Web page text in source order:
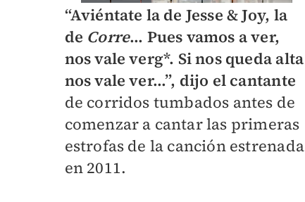
“Aviéntate la de Jesse & Joy, la
de Corre… Pues vamos a ver,
nos vale verg*. Si nos queda alta
nos vale ver…”, dijo el cantante
de corridos tumbados antes de
comenzar a cantar las primeras
estrofas de la canción estrenada
en 2011.